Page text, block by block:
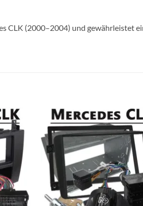
CLK (2000–2004) und gewährleistet